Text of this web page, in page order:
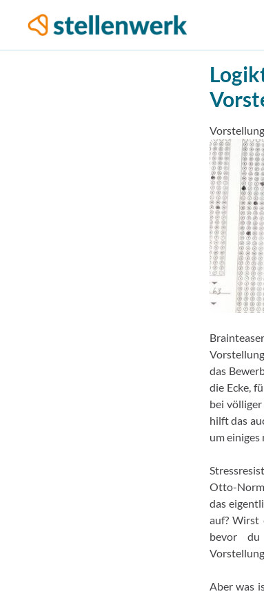
das
die Ecke,
bei
hilft das
um einiges
Otto-
das
auf? Wirst
bevor
Aber was